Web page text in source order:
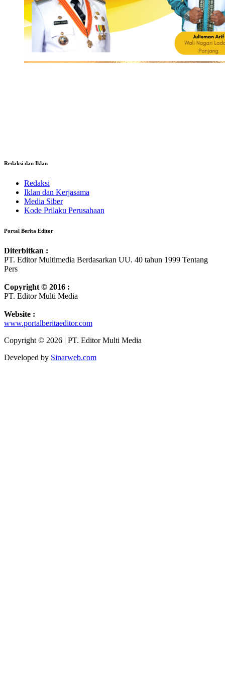
Redaksi dan Iklan
Redaksi
Iklan dan Kerjasama
Media Siber
Kode Prilaku Perusahaan
Portal Berita Editor
Diterbitkan :
PT. Editor Multimedia Berdasarkan UU. 40 tahun 1999 Tentang
Pers
Copyright © 2016 :
PT. Editor Multi Media
Website :
www.portalberitaeditor.com
Copyright © 2026 | PT. Editor Multi Media
Developed by Sinarweb.com